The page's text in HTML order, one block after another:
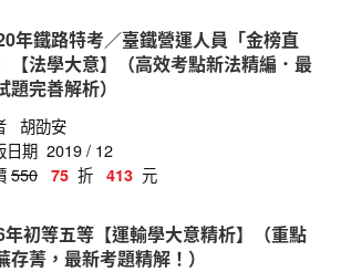
年鐵路特考／臺鐵營運人員「金榜直
【法學大意】（高效考點新法精編．最
題完善解析）
胡劭安
日期 2019 / 12
550 75 折 413 元
年初等五等【運輸學大意精析】（重點
存菁，最新考題精解！）